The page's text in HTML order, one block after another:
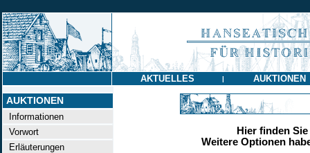
AKTUELLES | AUKTIONEN
AUKTIONEN
Informationen
Vorwort
Erläuterungen
Hier finden
Weitere Optionen